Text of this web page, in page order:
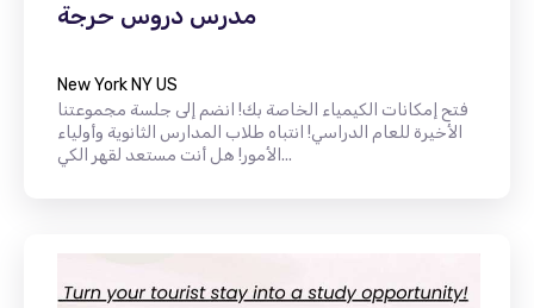
مدرس دروس حرجة
New York NY US
فتح إمكانات الكيمياء الخاصة بك! انضم إلى جلسة مجموعتنا
الأخيرة للعام الدراسي! انتباه طلاب المدارس الثانوية وأولياء
الأمور! هل أنت مستعد لقهر الكي...